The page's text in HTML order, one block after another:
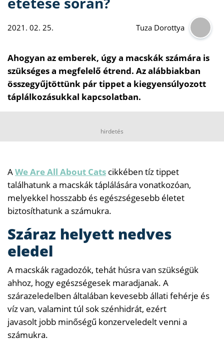
2021. 02. 25. Tuza Dorottya
Ahogyan az emberek, úgy a macskák számára is
szükséges a megfelelő étrend. Az alábbiakban
összegyűjtöttünk pár tippet a kiegyensúlyozott
táplálkozásukkal kapcsolatban.
hirdetés
AWe Are All About Cats cikkében tíz tippet
találhatunk a macskák táplálására vonatkozóan,
melyekkel hosszabb és egészségesebb életet
biztosíthatunk a számukra.
Száraz helyett nedves
eledel
A macskák ragadozók, tehát húsra van szükségük
ahhoz, hogy egészségesek maradjanak. A
szárazeledelben általában kevesebb állati fehérje és
víz van, valamint túl sok szénhidrát, ezért
javasolt jobb minőségű konzerveledelt venni a
számukra.